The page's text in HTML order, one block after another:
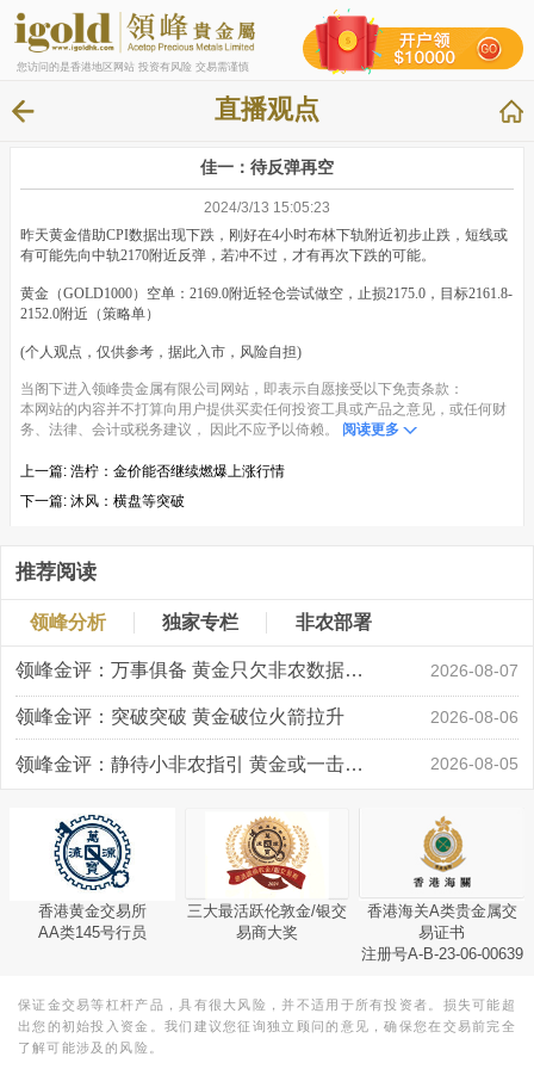
您访问的是香港地区网站 投资有风险 交易需谨慎
直播观点
佳一：待反弹再空
2024/3/13 15:05:23
昨天黄金借助CPI数据出现下跌，刚好在4小时布林下轨附近初步止跌，短线或
有可能先向中轨2170附近反弹，若冲不过，才有再次下跌的可能。
黄金（GOLD1000）空单：2169.0附近轻仓尝试做空，止损2175.0，目标2161.8-
2152.0附近（策略单）
(个人观点，仅供参考，据此入市，风险自担)
当阁下进入领峰贵金属有限公司网站，即表示自愿接受以下免责条款：
本网站的内容并不打算向用户提供买卖任何投资工具或产品之意见，或任何财
务、法律、会计或税务建议， 因此不应予以倚赖。
阅读更多
上一篇: 浩柠：金价能否继续燃爆上涨行情
下一篇: 沐风：横盘等突破
推荐阅读
领峰分析 独家专栏 非农部署
领峰金评：万事俱备 黄金只欠非农数据“东风” 2026-08-07
领峰金评：突破突破 黄金破位火箭拉升 2026-08-06
领峰金评：静待小非农指引 黄金或一击破局 2026-08-05
香港黄金交易所
AA类145号行员
三大最活跃伦敦金/银交
易商大奖
香港海关A类贵金属交
易证书
注册号A-B-23-06-00639
保证金交易等杠杆产品，具有很大风险，并不适用于所有投资者。损失可能超
出您的初始投入资金。我们建议您征询独立顾问的意见，确保您在交易前完全
了解可能涉及的风险。